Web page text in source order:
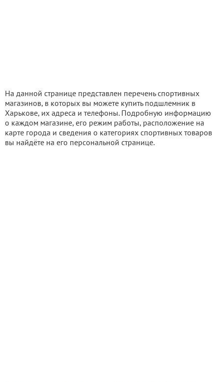
На данной странице представлен перечень спортивных
магазинов, в которых вы можете купить подшлемник в
Харькове, их адреса и телефоны. Подробную информацию
о каждом магазине, его режим работы, расположение на
карте города и сведения о категориях спортивных товаров
вы найдёте на его персональной странице.